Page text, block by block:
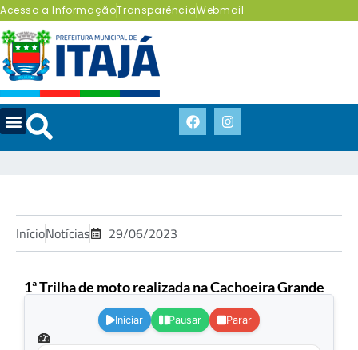
Acesso a InformaçãoTransparênciaWebmail
InícioNotícias 29/06/2023
1ª Trilha de moto realizada na Cachoeira Grande
Iniciar Pausar Parar